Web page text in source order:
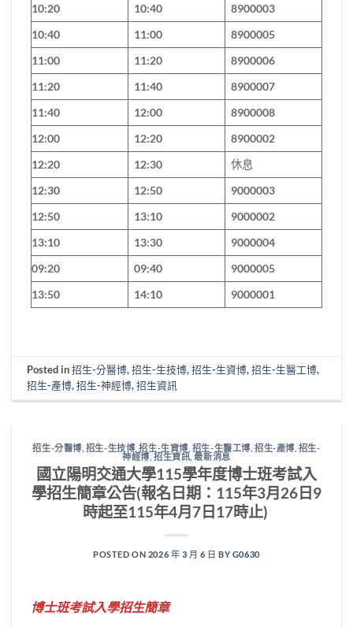
10:20
10:40
8900003
10:40
11:00
8900005
11:00
11:20
8900006
11:20
11:40
8900007
11:40
12:00
8900008
12:00
12:20
8900002
12:20
12:30
休息
12:30
12:50
9000003
12:50
13:10
9000002
13:10
13:30
9000004
09:20
09:40
9000005
13:50
14:10 9000001
Posted in招生-分醫博,招生-生技博,招生-生資博,招生-生醫工博,
招生-產博,招生-神經博,招生資訊
招生-分醫博, 招生-生技博,招生-生資博, 招生-生醫工博, 招生-產博, 招生-
神經博,招生資訊 ,最新消息
國立陽明交通大學115學年度博士班考試入
學招生簡章公告(報名日期：115年3月26日9
時起至115年4月7日17時止)
POSTED ON 2026 年 3 月 6 日 BY G0630
博士班考試入學招生簡章